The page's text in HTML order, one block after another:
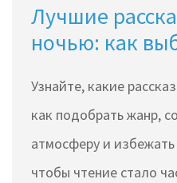
Лучшие
ночью: как
Узнайте, какие
как подобрать жанр,
атмосферу и
чтобы чтение стало